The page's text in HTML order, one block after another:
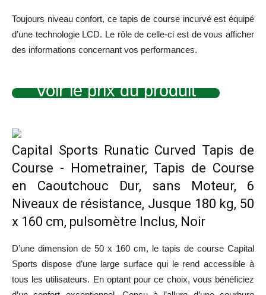
Toujours niveau confort, ce tapis de course incurvé est équipé
d’une technologie LCD. Le rôle de celle-ci est de vous afficher
des informations concernant vos performances.
Voir le prix du produit
Capital Sports Runatic Curved Tapis de
Course - Hometrainer, Tapis de Course
en Caoutchouc Dur, sans Moteur, 6
Niveaux de résistance, Jusque 180 kg, 50
x 160 cm, pulsomètre Inclus, Noir
D’une dimension de 50 x 160 cm, le tapis de course Capital
Sports dispose d’une large surface qui le rend accessible à
tous les utilisateurs. En optant pour ce choix, vous bénéficiez